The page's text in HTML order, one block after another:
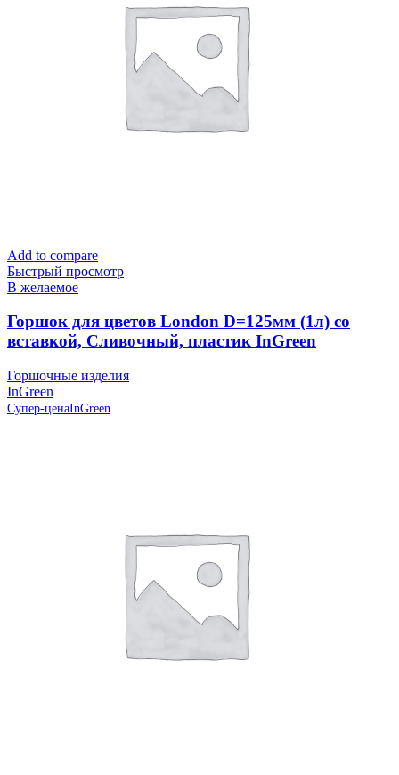
Add to compare
Быстрый просмотр
В желаемое
Горшок для цветов London D=125мм (1л) со
вставкой, Сливочный, пластик InGreen
Горшочные изделия
InGreen
Супер-ценаInGreen